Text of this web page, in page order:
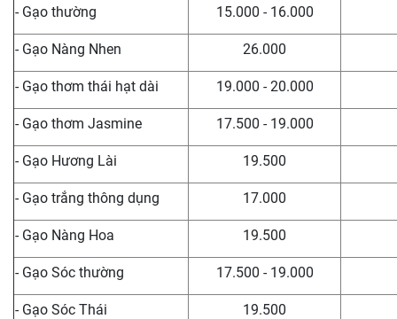
- Gạo thường 15.000 - 16.000
- Gạo Nàng Nhen 26.000
- Gạo thơm thái hạt dài 19.000 - 20.000
- Gạo thơm Jasmine 17.500 - 19.000
- Gạo Hương Lài 19.500
- Gạo trắng thông dụng 17.000
- Gạo Nàng Hoa 19.500
- Gạo Sóc thường 17.500 - 19.000
- Gạo Sóc Thái 19.500